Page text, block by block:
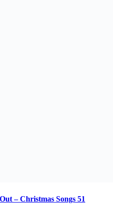
– Christmas Songs 51